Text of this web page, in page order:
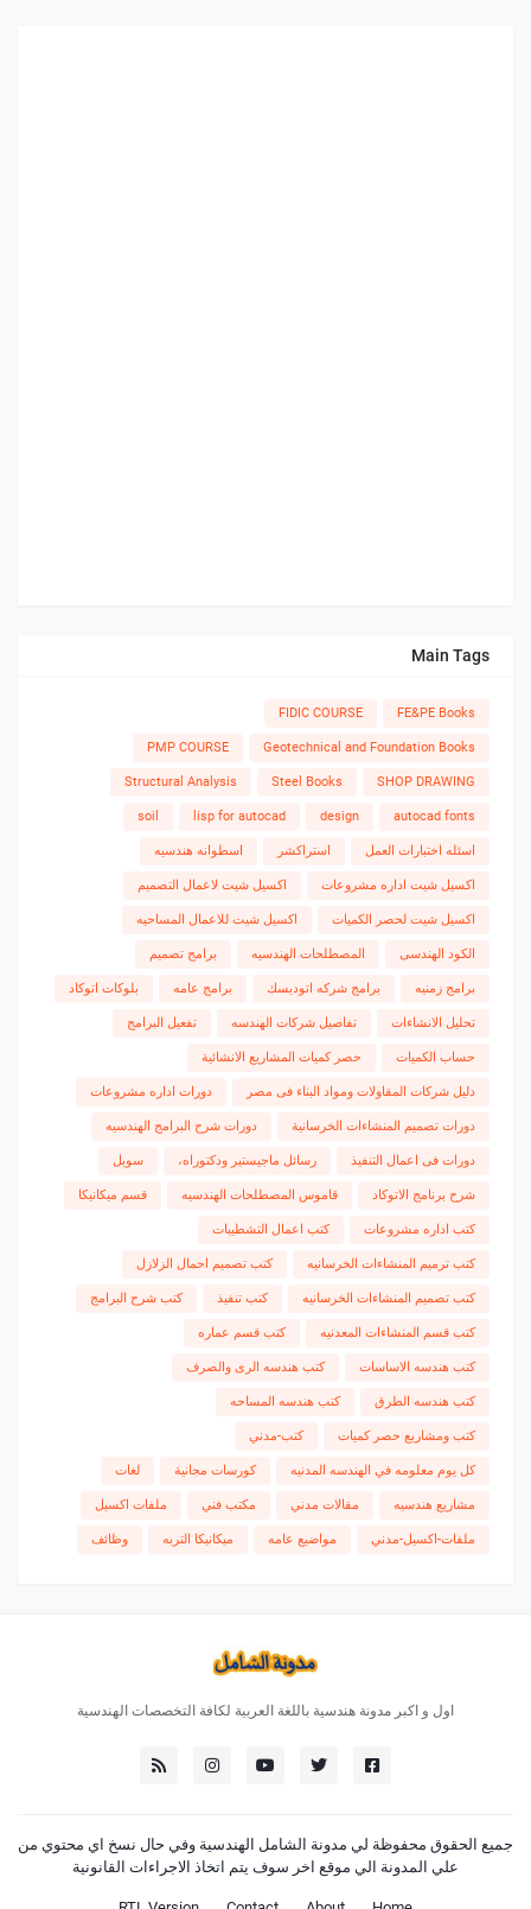
Main Tags
FE&PE Books
FIDIC COURSE
Geotechnical and Foundation Books
PMP COURSE
SHOP DRAWING
Steel Books
Structural Analysis
autocad fonts
design
lisp for autocad
soil
اسئله اختبارات العمل استراكشر اسطوانه هندسيه
اكسيل شيت اداره مشروعات اكسيل شيت لاعمال التصميم
اكسيل شيت لحصر الكميات اكسيل شيت للاعمال المساحيه
الكود الهندسى المصطلحات الهندسيه برامج تصميم
برامج زمنيه برامج شركه اتوديسك برامج عامه بلوكات اتوكاد
تحليل الانشاءات تفاصيل شركات الهندسه تفعيل البرامج
حساب الكميات حصر كميات المشاريع الانشائية
دليل شركات المقاولات ومواد البناء فى مصر دورات اداره مشروعات
دورات تصميم المنشاءات الخرسانية دورات شرح البرامج الهندسيه
دورات فى اعمال التنفيذ رسائل ماجيستير ودكتوراه، سويل
شرح برنامج الاتوكاد قاموس المصطلحات الهندسيه قسم ميكانيكا
كتب اداره مشروعات كتب اعمال التشطيبات
كتب ترميم المنشاءات الخرسانيه كتب تصميم احمال الزلازل
كتب تصميم المنشاءات الخرسانيه كتب تنفيذ كتب شرح البرامج
كتب قسم المنشاءات المعدنيه كتب قسم عماره
كتب هندسه الاساسات كتب هندسه الرى والصرف
كتب هندسه الطرق كتب هندسه المساحه
كتب ومشاريع حصر كميات كتب-مدني
كل يوم معلومه في الهندسه المدنيه كورسات مجانية لغات
مشاريع هندسيه مقالات مدني مكتب فني ملفات اكسيل
ملفات-اكسيل-مدني مواضيع عامه ميكانيكا التربه وظائف
اول و اكبر مدونة هندسية باللغة العربية لكافة التخصصات الهندسية
جميع الحقوق محفوظة لي مدونة الشامل الهندسية وفي حال نسخ اي محتوي من
علي المدونة الي موقع اخر سوف يتم اتخاذ الاجراءات القانونية